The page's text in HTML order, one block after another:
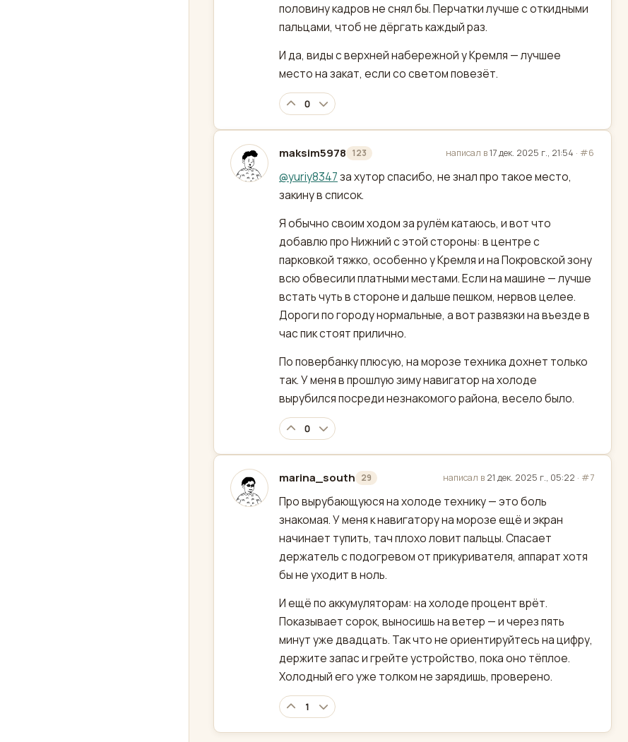
половину кадров не снял бы. Перчатки лучше с откидными
пальцами, чтоб не дёргать каждый раз.
И да, виды с верхней набережной у Кремля — лучшее
место на закат, если со светом повезёт.
0
maksim5978 123
отредактировано написал в17 дек. 2025 г., 21:54 · #6
@yuriy8347за хутор спасибо, не знал про такое место,
закину в список.
Я обычно своим ходом за рулём катаюсь, и вот что
добавлю про Нижний с этой стороны: в центре с
парковкой тяжко, особенно у Кремля и на Покровской зону
всю обвесили платными местами. Если на машине — лучше
встать чуть в стороне и дальше пешком, нервов целее.
Дороги по городу нормальные, а вот развязки на въезде в
час пик стоят прилично.
По повербанку плюсую, на морозе техника дохнет только
так. У меня в прошлую зиму навигатор на холоде
вырубился посреди незнакомого района, весело было.
0
marina_south 29
отредактировано написал в 21 дек. 2025 г., 05:22 · #7
Про вырубающуюся на холоде технику — это боль
знакомая. У меня к навигатору на морозе ещё и экран
начинает тупить, тач плохо ловит пальцы. Спасает
держатель с подогревом от прикуривателя, аппарат хотя
бы не уходит в ноль.
И ещё по аккумуляторам: на холоде процент врёт.
Показывает сорок, выносишь на ветер — и через пять
минут уже двадцать. Так что не ориентируйтесь на цифру,
держите запас и грейте устройство, пока оно тёплое.
Холодный его уже толком не зарядишь, проверено.
1